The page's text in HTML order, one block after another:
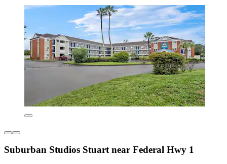
Suburban Studios Stuart near Federal Hwy 1